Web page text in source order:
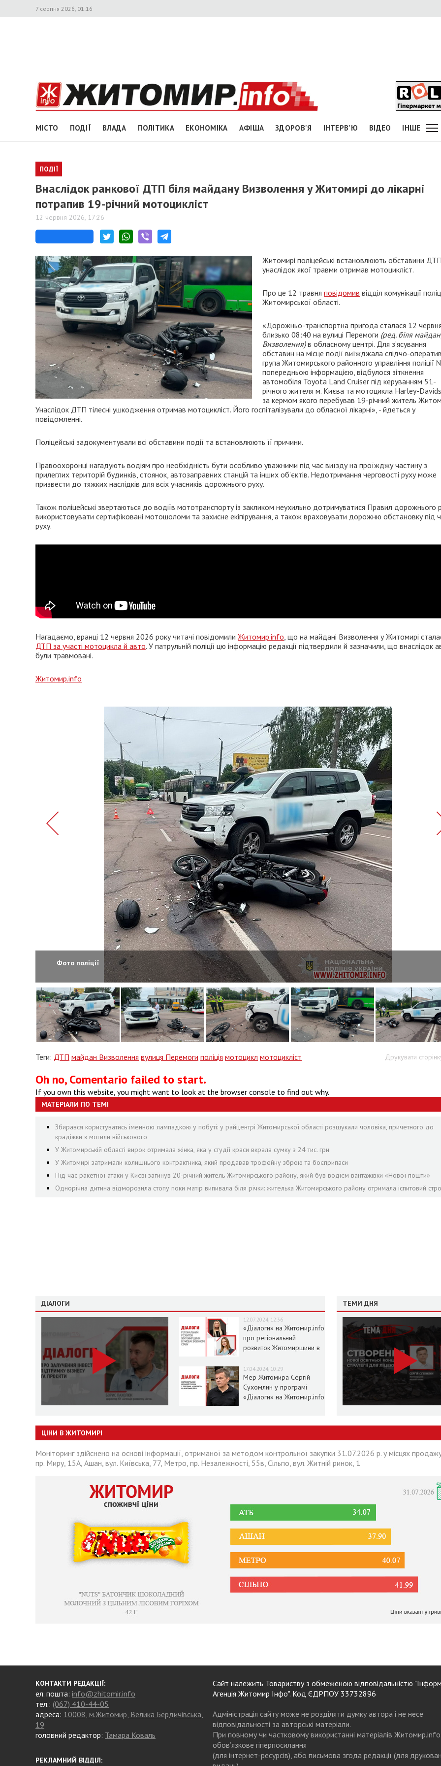
7 серпня 2026, 01:16
МІСТО ПОДІЇ ВЛАДА ПОЛІТИКА ЕКОНОМІКА АФІША ЗДОРОВ'Я ІНТЕРВ'Ю ВІДЕО ІНШЕ
ПОДІЇ
Внаслідок ранкової ДТП біля майдану Визволення у Житомирі до лікарні
потрапив 19-річний мотоцикліст
12 червня 2026, 17:26
Житомирі поліцейські встановлюють обставини
унаслідок якої травми отримав мотоцикліст.
Про це 12 травня повідомив відділ комунікації
Житомирської області.
«Дорожньо-транспортна пригода сталася 12
близько 08:40 на вулиці Перемоги (ред. біля
Визволення)в обласному центрі. Для з’ясування
обставин на місце події виїжджала слідчо-
група Житомирського районного управління поліції
попередньою інформацією, відбулося зіткнення
автомобіля Toyota Land Cruiser під керуванням 51-
річного жителя м. Києва та мотоцикла Harley-
за кермом якого перебував 19-річний житель
Унаслідок ДТП тілесні ушкодження отримав мотоцикліст. Його госпіталізували до обласної лікарні», - йдеться у
повідомленні.
Поліцейські задокументували всі обставини події та встановлюють її причини.
Правоохоронці нагадують водіям про необхідність бути особливо уважними під час виїзду на проїжджу частину з
прилеглих територій будинків, стоянок, автозаправних станцій та інших об’єктів. Недотримання черговості руху може
призвести до тяжких наслідків для всіх учасників дорожнього руху.
Також поліцейські звертаються до водіїв мототранспорту із закликом неухильно дотримуватися Правил дорожнього
використовувати сертифіковані мотошоломи та захисне екіпірування, а також враховувати дорожню обстановку під
руху.
Нагадаємо, вранці 12 червня 2026 року читачі повідомили Житомир.info, що на майдані Визволення у Житомирі
ДТП за участі мотоцикла й авто. У патрульній поліції цю інформацію редакції підтвердили й зазначили, що внаслідок
були травмовані.
Житомир.info
Фото поліції
Друкувати
Теги: ДТП майдан Визволення вулиця Перемоги поліція мотоцикл мотоцикліст
Oh no, Comentario failed to start.
If you own this website, you might want to look at the browser console to find out why.
МАТЕРІАЛИ ПО ТЕМІ
Збирався користуватись іменною лампадкою у побуті: у райцентрі Житомирської області розшукали чоловіка, причетного до
крадіжки з могили військового
У Житомирській області вирок отримала жінка, яка у студії краси вкрала сумку з 24 тис. грн
У Житомирі затримали колишнього контрактника, який продавав трофейну зброю та боєприпаси
Під час ракетної атаки у Києві загинув 20-річний житель Житомирського району, який був водієм вантажівки «Нової пошти»
Однорічна дитина відморозила стопу поки матір випивала біля річки: жителька Житомирського району отримала іспитовий
ДІАЛОГИ
12.07.2024, 12:36
«Діалоги» на Житомир.info
про регіональний
розвиток Житомирщини в
17.04.2024, 10:29
Мер Житомира Сергій
Сухомлин у програмі
«Діалоги» на Житомир.info
ТЕМИ ДНЯ
ЦІНИ В ЖИТОМИРІ
Моніторинг здійснено на основі інформації, отриманої за методом контрольної закупки 31.07.2026 р. у місцях
пр. Миру, 15А, Ашан, вул. Київська, 77, Метро, пр. Незалежності, 55в, Сільпо, вул. Житній ринок, 1
КОНТАКТИ РЕДАКЦІЇ:
ел. пошта: info@zhitomir.info
тел.: (067) 410-44-05
адреса: 10008, м.Житомир, Велика Бердичівська,
19
головний редактор: Тамара Коваль
РЕКЛАМНИЙ ВІДДІЛ:
Сайт належить Товариству з обмеженою відповідальністю
Агенція Житомир Інфо". Код ЄДРПОУ 33732896
Адміністрація сайту може не розділяти думку автора і не несе
відповідальності за авторські матеріали.
При повному чи частковому використанні матеріалів Житомир.info
обов’язкове гіперпосилання
(для інтернет-ресурсів), або письмова згода редакції (для